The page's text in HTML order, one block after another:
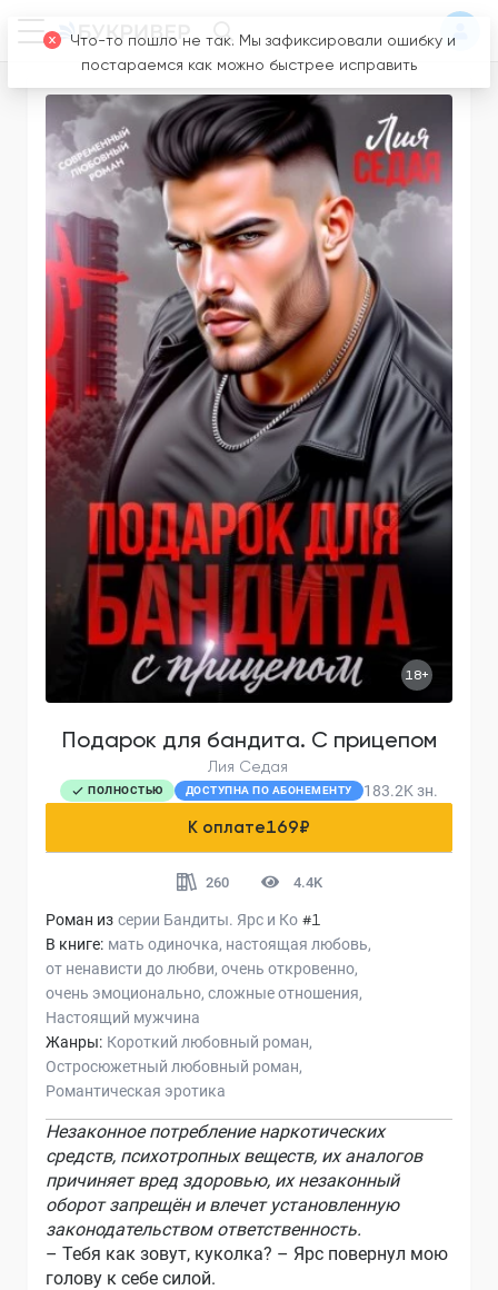
18+
Подарок для бандита. С прицепом
Лия Седая
ПОЛНОСТЬЮ ДОСТУПНА ПО АБОНЕМЕНТУ 183.2K зн.
К оплате169₽
260 4.4K
Роман из серии Бандиты. Ярс и Ко #1
В книге: мать одиночка настоящая любовь
от ненависти до любви очень откровенно
очень эмоционально сложные отношения
Настоящий мужчина
Жанры: Короткий любовный роман
Остросюжетный любовный роман
Романтическая эротика
Незаконное потребление наркотических
средств, психотропных веществ, их аналогов
причиняет вред здоровью, их незаконный
оборот запрещён и влечет установленную
законодательством ответственность.
– Тебя как зовут, куколка? – Ярс повернул мою
голову к себе силой.